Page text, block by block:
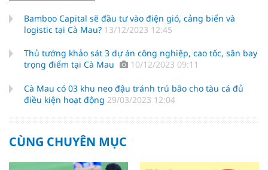
Bamboo Capital sẽ đầu tư vào điện gió, cảng biển và
logistic tại Cà Mau? 13/12/2023 12:45
Thủ tướng khảo sát 3 dự án công nghiệp, cao tốc, sân bay
trọng điểm tại Cà Mau
10/12/2023 09:11
Cà Mau có 03 khu neo đậu tránh trú bão cho tàu cá đủ
điều kiện hoạt động 29/03/2023 12:04
CÙNG CHUYÊN MỤC